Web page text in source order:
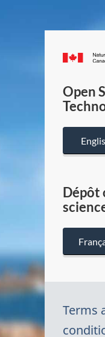
Open
Dépôt
Terms